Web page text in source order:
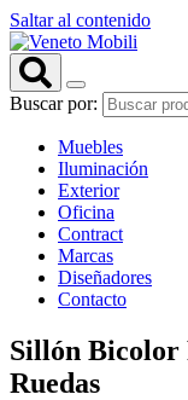
Saltar al contenido
Buscar por:
Muebles
Iluminación
Exterior
Oficina
Contract
Marcas
Diseñadores
Contacto
Sillón Bicolor
Ruedas